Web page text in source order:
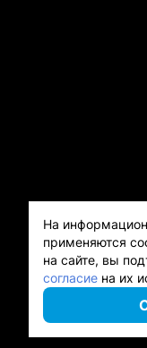
На
применяются
на сайте, вы
согласие на их